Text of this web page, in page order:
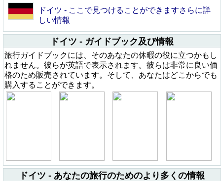
ドイツ - ここで見つけることができますさらに詳
しい情報
ドイツ - ガイドブック及び情報
旅行ガイドブックには、そのあなたの休暇の役に立つかもし
れません。彼らが英語で表示されます。彼らは非常に良い価
格のため販売されています。そして、あなたはどこからでも
購入することができます。
ドイツ - あなたの旅行のためのより多くの情報